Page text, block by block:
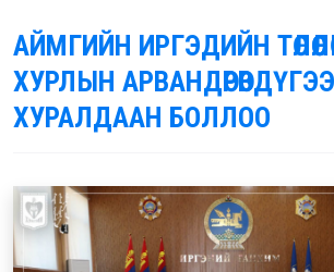
АЙМГИЙН ИРГЭДИЙН
ХУРЛЫН
ХУРАЛДААН БОЛЛОО